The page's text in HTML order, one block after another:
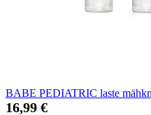
BABE PEDIATRIC laste
16,99 €